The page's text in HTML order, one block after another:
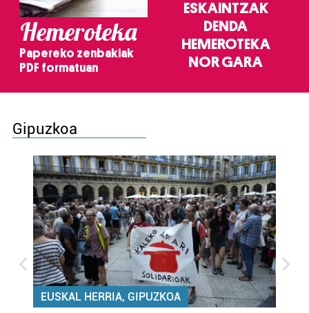
Hemeroteka
Papereko zenbakiak
PDF formatuan
ESKAINTZAK
DENDA
HEMEROTEKA
NOR GARA
Gipuzkoa
EUSKAL HERRIA, GIPUZKOA